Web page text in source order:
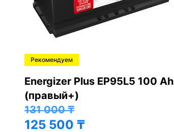
Рекомендуем
Energizer Plus EP95L5 100 Ah
(правый+)
131 000₸
125 500 ₸